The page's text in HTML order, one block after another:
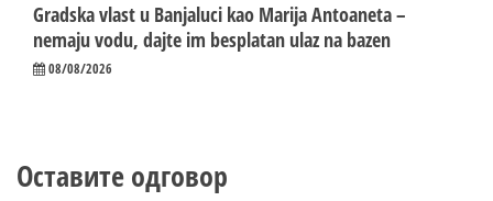
Gradska vlast u Banjaluci kao Marija Antoaneta –
nemaju vodu, dajte im besplatan ulaz na bazen
08/08/2026
Оставите одговор